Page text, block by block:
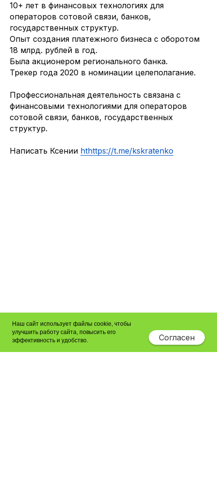
10+ лет в финансовых технологиях для
операторов сотовой связи, банков,
государственных структур.
Опыт создания платежного бизнеса с оборотом
18 млрд. рублей в год.
Была акционером регионального банка.
Трекер года 2020 в номинации целеполагание.
Профессиональная деятельность связана с
финансовыми технологиями для операторов
сотовой связи, банков, государственных
структур.
Написать Ксении hthttps://t.me/kskratenko
Наш сайт использует файлы cookie, чтобы
улучшить работу сайта, повысить его
эффективность и удобство.
Согласен